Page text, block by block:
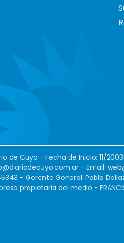
de Cuyo - Fecha de Inicio: 11/
- Email:
- Gerente General: Pablo
propietaria del medio -